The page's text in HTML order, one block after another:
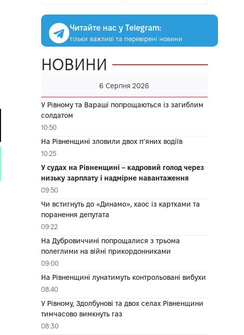
Читайте нас у Telegram:
тільки важливі та перевірені новини
НОВИНИ
6 Серпня 2026
У Рівному та Вараші попрощаються із загиблим
солдатом
10:50
На Рівненщині зловили двох п’яних водіїв
10:25
У судах на Рівненщині – кадровий голод через
низьку зарплату і надмірне навантаження
09:50
Чи встигнуть до «Динамо», хаос із картками та
поранення депутата
09:22
На Дубровиччині попрощалися з трьома
полеглими на війні прикордонниками
09:00
На Рівненщині лунатимуть контрольовані вибухи
08:40
У Рівному, Здолбунові та двох селах Рівненщини
тимчасово вимкнуть газ
08:30